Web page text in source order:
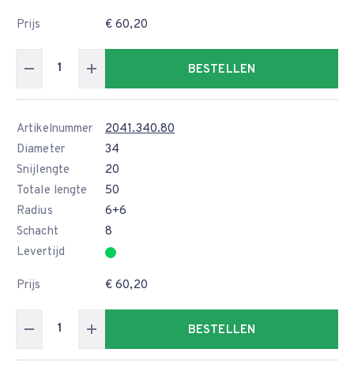
Prijs € 60,20
BESTELLEN
Artikelnummer
2041.340.80
Diameter
34
Snijlengte
20
Totale lengte
50
Radius
6+6
Schacht
8
Levertijd
Prijs € 60,20
BESTELLEN